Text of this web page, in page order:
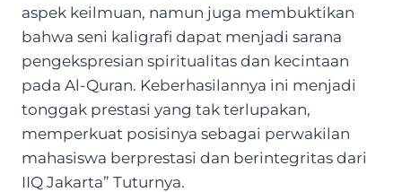
aspek keilmuan, namun juga membuktikan
bahwa seni kaligrafi dapat menjadi sarana
pengekspresian spiritualitas dan kecintaan
pada Al-Quran. Keberhasilannya ini menjadi
tonggak prestasi yang tak terlupakan,
memperkuat posisinya sebagai perwakilan
mahasiswa berprestasi dan berintegritas dari
IIQ Jakarta” Tuturnya.